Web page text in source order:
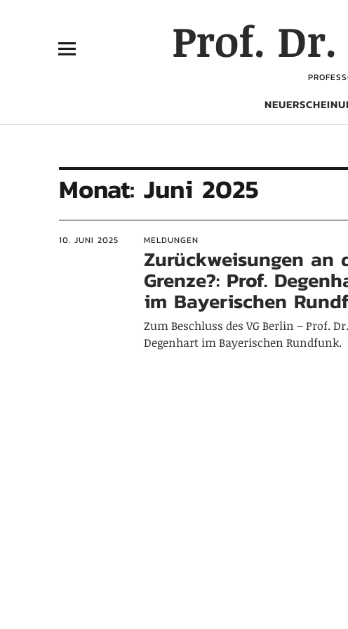
Prof.
Monat: Juni 2025
10. JUNI 2025 MELDUNGEN
Zurückweisungen an
Grenze?: Prof.
im Bayerischen
Zum Beschluss des VG Berlin – Prof. Dr.
Degenhart im Bayerischen Rundfunk.